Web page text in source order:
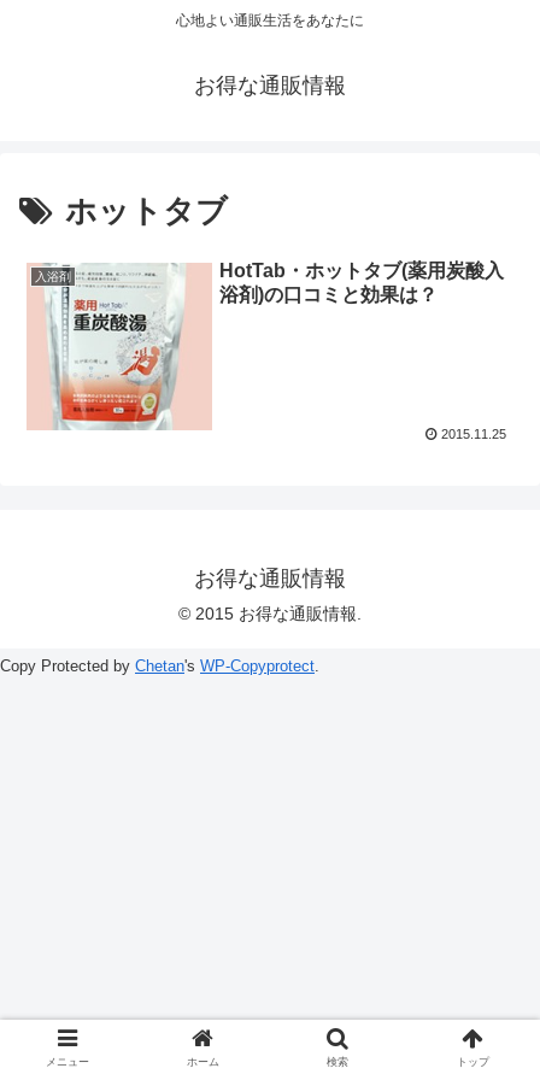
心地よい通販生活をあなたに
お得な通販情報
ホットタブ
入浴剤
HotTab・ホットタブ(薬用炭酸入
浴剤)の口コミと効果は？
2015.11.25
お得な通販情報
© 2015 お得な通販情報.
メニュー ホーム 検索 トップ
Copy Protected by Chetan's WP-Copyprotect